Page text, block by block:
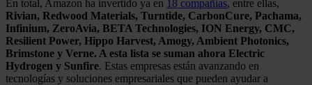
En total, Amazon ha invertido ya en 18 compañías, entre ellas,
Rivian, Redwood Materials, Turntide, CarbonCure, Pachama,
Infinium, ZeroAvia, BETA Technologies, ION Energy, CMC,
Resilient Power, Hippo Harvest, Amogy, Ambient Photonics,
Brimstone y Verne. A esta lista se suman ahora Electric
Hydrogen y Sunfire. Estas empresas están avanzando en
tecnologías y soluciones empresariales que pueden ayudar a